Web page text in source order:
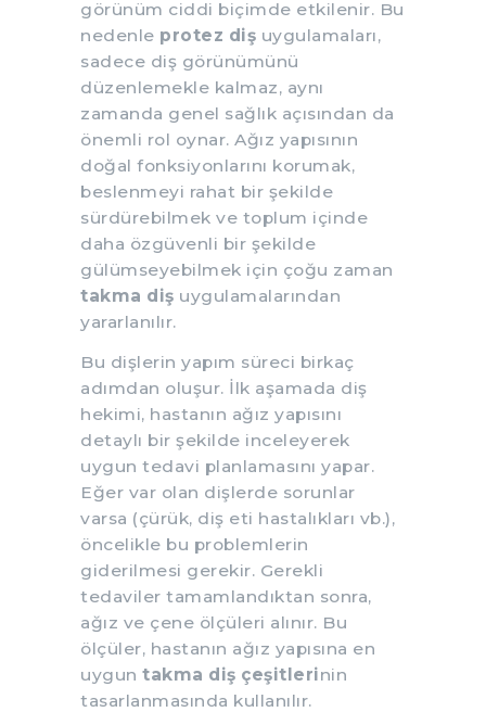
görünüm ciddi biçimde etkilenir. Bu
nedenle protez diş uygulamaları,
sadece diş görünümünü
düzenlemekle kalmaz, aynı
zamanda genel sağlık açısından da
önemli rol oynar. Ağız yapısının
doğal fonksiyonlarını korumak,
beslenmeyi rahat bir şekilde
sürdürebilmek ve toplum içinde
daha özgüvenli bir şekilde
gülümseyebilmek için çoğu zaman
takma diş uygulamalarından
yararlanılır.
Bu dişlerin yapım süreci birkaç
adımdan oluşur. İlk aşamada diş
hekimi, hastanın ağız yapısını
detaylı bir şekilde inceleyerek
uygun tedavi planlamasını yapar.
Eğer var olan dişlerde sorunlar
varsa (çürük, diş eti hastalıkları vb.),
öncelikle bu problemlerin
giderilmesi gerekir. Gerekli
tedaviler tamamlandıktan sonra,
ağız ve çene ölçüleri alınır. Bu
ölçüler, hastanın ağız yapısına en
uygun takma diş çeşitlerinin
tasarlanmasında kullanılır.